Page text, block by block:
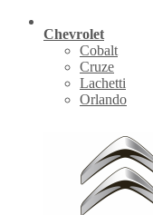
Chevrolet
Cobalt
Cruze
Lachetti
Orlando